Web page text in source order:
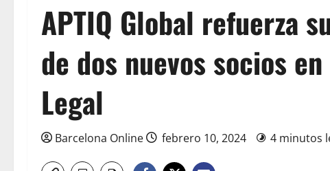
APTIQ Global refuerza
de dos nuevos socios
Legal
Barcelona Online febrero 10, 2024 4 minutos